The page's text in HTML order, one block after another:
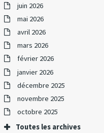
juin 2026
mai 2026
avril 2026
mars 2026
février 2026
janvier 2026
décembre 2025
novembre 2025
octobre 2025
Toutes les archives